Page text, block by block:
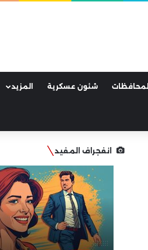
المحافظات شئون عسكرية المزيد
انفجراف المفيد